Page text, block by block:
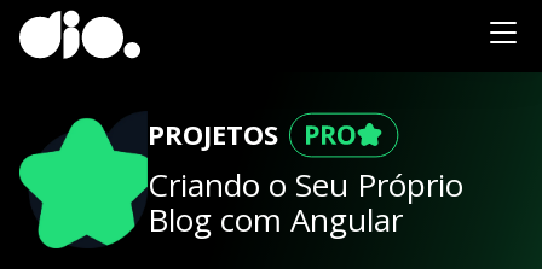
PROJETOS
Criando o Seu Próprio
Blog com Angular